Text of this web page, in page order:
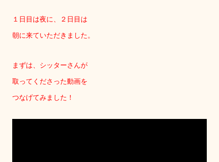
１日目は夜に、２日目は
朝に来ていただきました。
まずは、シッターさんが
取ってくださった動画を
つなげてみました！